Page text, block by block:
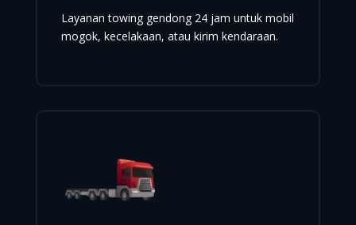
Layanan towing gendong 24 jam untuk mobil
mogok, kecelakaan, atau kirim kendaraan.